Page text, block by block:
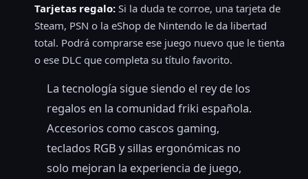
Tarjetas regalo: Si la duda te corroe, una tarjeta de
Steam, PSN o la eShop de Nintendo le da libertad
total. Podrá comprarse ese juego nuevo que le tienta
o ese DLC que completa su título favorito.
La tecnología sigue siendo el rey de los
regalos en la comunidad friki española.
Accesorios como cascos gaming,
teclados RGB y sillas ergonómicas no
solo mejoran la experiencia de juego,